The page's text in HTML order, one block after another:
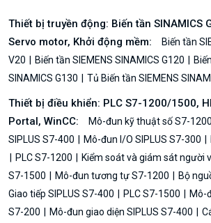
Thiết bị truyền động: Biến tần SINAMICS
Servo motor, Khởi động mềm:
Biến tần
V20
Biến tần SIEMENS SINAMICS G120
SINAMICS G130
Tủ Biến tần SIEMENS
Thiết bị điều khiển: PLC S7-1200/1500,
Portal, WinCC:
Mô-đun kỹ thuật số S7-1200
SIPLUS S7-400
Mô-đun I/O SIPLUS S7-300
PLC S7-1200
Kiểm soát và giám sát người
S7-1500
Mô-đun tương tự S7-1200
Bộ
Giao tiếp SIPLUS S7-400
PLC S7-1500
Mô-
S7-200
Mô-đun giao diện SIPLUS S7-400